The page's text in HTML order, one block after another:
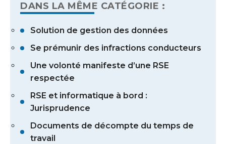
DANS LA MÊME CATÉGORIE :
Solution de gestion des données
Se prémunir des infractions conducteurs
Une volonté manifeste d’une RSE
respectée
RSE et informatique à bord :
Jurisprudence
Documents de décompte du temps de
travail